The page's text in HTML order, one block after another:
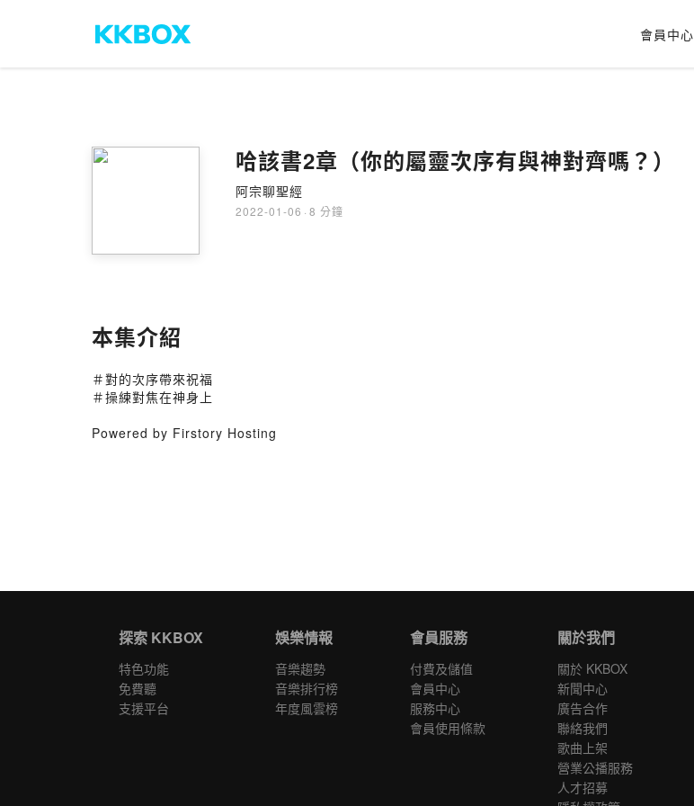
會員中心
哈該書2章（你的屬靈次序有與神對齊嗎？）
阿宗聊聖經
2022-01-06 · 8 分鐘
本集介紹
＃對的次序帶來祝福
＃操練對焦在神身上
Powered by Firstory Hosting
探索 KKBOX
特色功能
免費聽
支援平台
娛樂情報
音樂趨勢
音樂排行榜
年度風雲榜
會員服務
付費及儲值
會員中心
服務中心
會員使用條款
關於我們
關於 KKBOX
新聞中心
廣告合作
聯絡我們
歌曲上架
營業公播服務
人才招募